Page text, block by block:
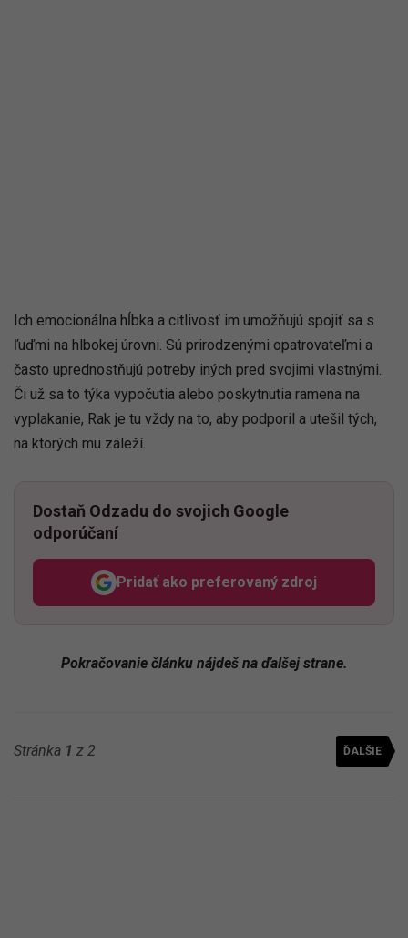
Ich emocionálna hĺbka a citlivosť im umožňujú spojiť sa s
ľuďmi na hlbokej úrovni. Sú prirodzenými opatrovateľmi a
často uprednostňujú potreby iných pred svojimi vlastnými.
Či už sa to týka vypočutia alebo poskytnutia ramena na
vyplakanie, Rak je tu vždy na to, aby podporil a utešil tých,
na ktorých mu záleží.
Dostaň Odzadu do svojich Google
odporúčaní
Pridať ako preferovaný zdroj
Odzadu, odkaz sa otvorí v
Pokračovanie článku nájdeš na ďalšej strane.
Stránka 1 z 2 ĎALŠIE